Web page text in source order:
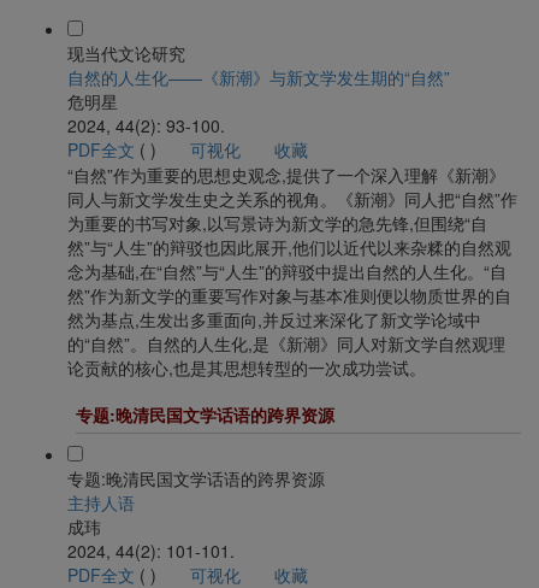
现当代文论研究
自然的人生化——《新潮》与新文学发生期的“自然”
危明星
2024, 44(2): 93-100.
PDF全文 ( ) 可视化
收藏
“自然”作为重要的思想史观念,提供了一个深入理解《新潮》
同人与新文学发生史之关系的视角。《新潮》同人把“自然”作
为重要的书写对象,以写景诗为新文学的急先锋,但围绕“自
然”与“人生”的辩驳也因此展开,他们以近代以来杂糅的自然观
念为基础,在“自然”与“人生”的辩驳中提出自然的人生化。“自
然”作为新文学的重要写作对象与基本准则便以物质世界的自
然为基点,生发出多重面向,并反过来深化了新文学论域中
的“自然”。自然的人生化,是《新潮》同人对新文学自然观理
论贡献的核心,也是其思想转型的一次成功尝试。
专题:晚清民国文学话语的跨界资源
专题:晚清民国文学话语的跨界资源
主持人语
成玮
2024, 44(2): 101-101.
PDF全文 ( ) 可视化 收藏